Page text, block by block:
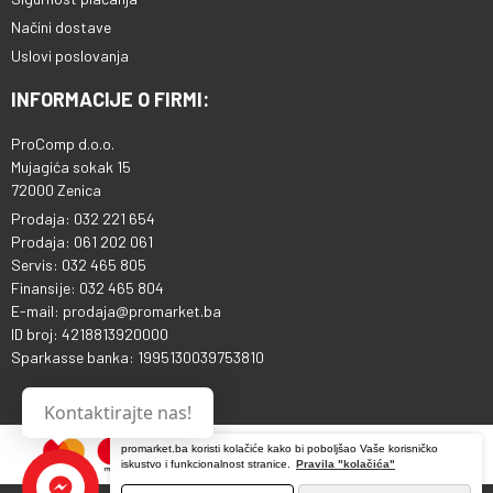
promarket.ba koristi kolačiće kako bi poboljšao Vaše korisničko
iskustvo i funkcionalnost stranice.
Pravila "kolačića"
Načini dostave
Uslovi poslovanja
INFORMACIJE O FIRMI:
ProComp d.o.o.
Mujagića sokak 15
72000 Zenica
Prodaja: 032 221 654
Prodaja: 061 202 061
Servis: 032 465 805
Finansije: 032 465 804
E-mail: prodaja@promarket.ba
ID broj: 4218813920000
Sparkasse banka: 1995130039753810
Kontaktirajte nas!